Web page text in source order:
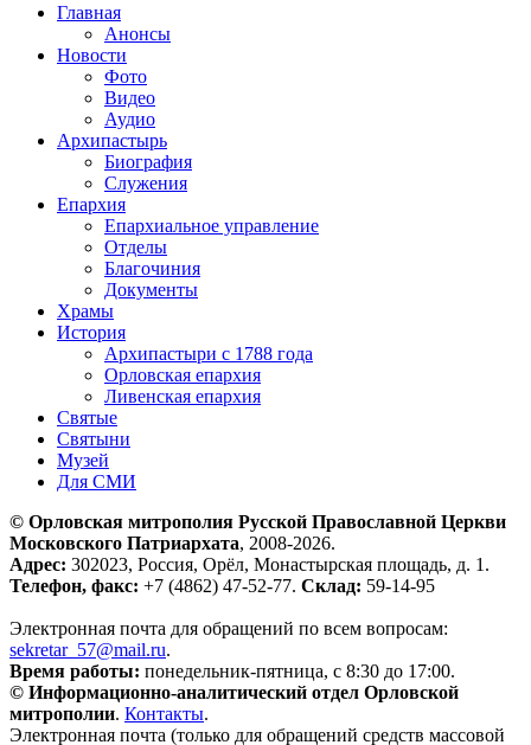
Главная
Анонсы
Новости
Фото
Видео
Аудио
Архипастырь
Биография
Служения
Епархия
Епархиальное управление
Отделы
Благочиния
Документы
Храмы
История
Архипастыри с 1788 года
Орловская епархия
Ливенская епархия
Святые
Святыни
Музей
Для СМИ
© Орловская митрополия Русской Православной Церкви
Московского Патриархата, 2008-2026.
Адрес: 302023, Россия, Орёл, Монастырская площадь, д. 1.
Телефон, факс: +7 (4862) 47-52-77. Склад: 59-14-95
Электронная почта для обращений по всем вопросам:
sekretar_57@mail.ru.
Время работы: понедельник-пятница, с 8:30 до 17:00.
© Информационно-аналитический отдел Орловской
митрополии. Контакты.
Электронная почта (только для обращений средств массовой